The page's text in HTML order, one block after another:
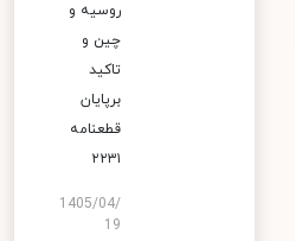
روسیه و
چین و
تاکید
برپایان
قطعنامه
۲۲۳۱
1405/04/
19